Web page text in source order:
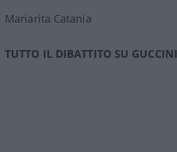
Mariarita Catania
TUTTO IL DIBATTITO SU GUCCINI